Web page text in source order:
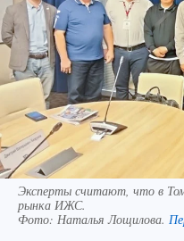
Эксперты считают, что в
рынка ИЖС.
Фото: Наталья Лощилова.